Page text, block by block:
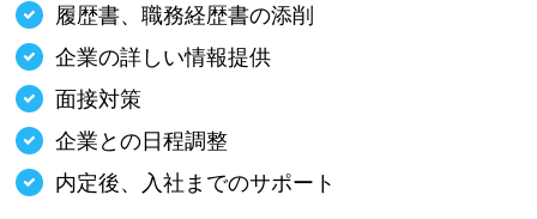
履歴書、職務経歴書の添削
企業の詳しい情報提供
面接対策
企業との日程調整
内定後、入社までのサポート